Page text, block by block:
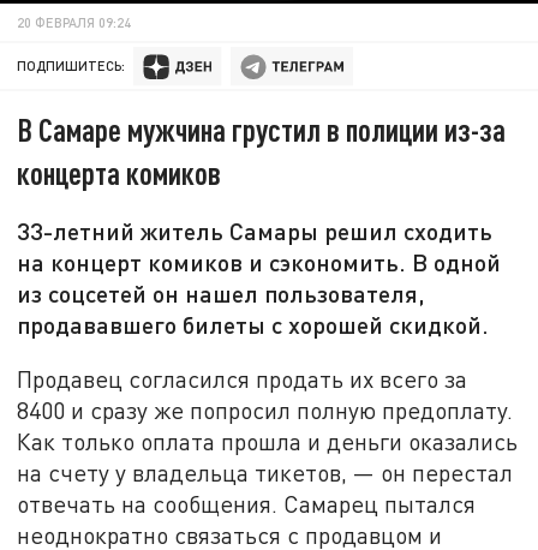
20 ФЕВРАЛЯ 09:24
ПОДПИШИТЕСЬ:
В Самаре мужчина грустил в полиции из-за
концерта комиков
33-летний житель Самары решил сходить
на концерт комиков и сэкономить. В одной
из соцсетей он нашел пользователя,
продававшего билеты с хорошей скидкой.
Продавец согласился продать их всего за
8400 и сразу же попросил полную предоплату.
Как только оплата прошла и деньги оказались
на счету у владельца тикетов, — он перестал
отвечать на сообщения. Самарец пытался
неоднократно связаться с продавцом и